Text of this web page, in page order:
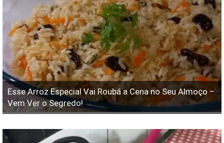
Esse Arroz Especial Vai Roubá a Cena no Seu Almoço –
Vem Ver o Segredo!